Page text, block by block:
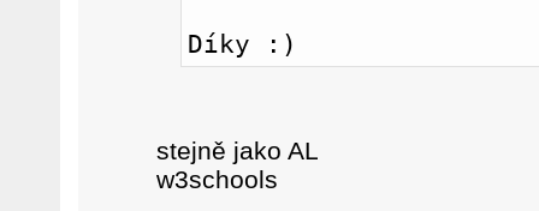
Díky :)
stejně jako AL
w3schools